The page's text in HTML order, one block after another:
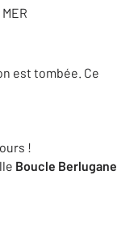
est tombée. Ce
!
Boucle Berlugane